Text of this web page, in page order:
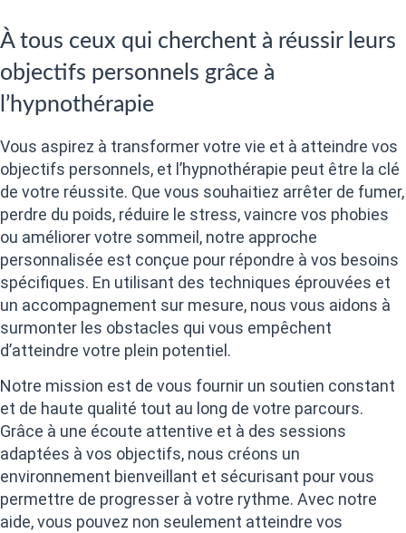
À tous ceux qui cherchent à réussir leurs
objectifs personnels grâce à
l’hypnothérapie
Vous aspirez à transformer votre vie et à atteindre vos
objectifs personnels, et l’hypnothérapie peut être la clé
de votre réussite. Que vous souhaitiez arrêter de fumer,
perdre du poids, réduire le stress, vaincre vos phobies
ou améliorer votre sommeil, notre approche
personnalisée est conçue pour répondre à vos besoins
spécifiques. En utilisant des techniques éprouvées et
un accompagnement sur mesure, nous vous aidons à
surmonter les obstacles qui vous empêchent
d’atteindre votre plein potentiel.
Notre mission est de vous fournir un soutien constant
et de haute qualité tout au long de votre parcours.
Grâce à une écoute attentive et à des sessions
adaptées à vos objectifs, nous créons un
environnement bienveillant et sécurisant pour vous
permettre de progresser à votre rythme. Avec notre
aide, vous pouvez non seulement atteindre vos